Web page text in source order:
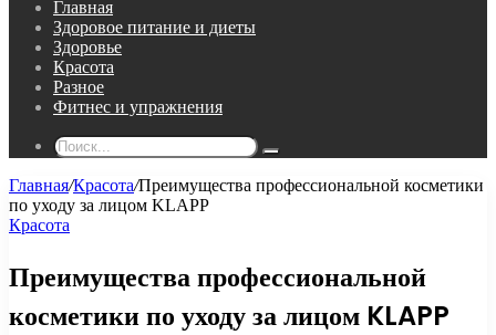
Главная
Здоровое питание и диеты
Здоровье
Красота
Разное
Фитнес и упражнения
Поиск...
Главная/Красота/Преимущества профессиональной косметики
по уходу за лицом KLAPP
Красота
Преимущества профессиональной
косметики по уходу за лицом KLAPP